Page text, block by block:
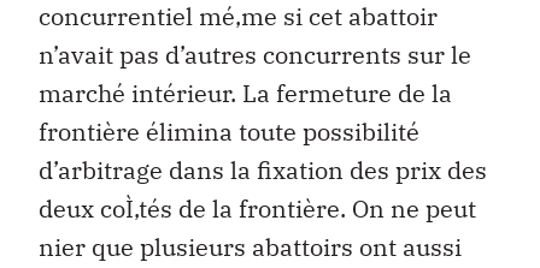
concurrentiel mé‚me si cet abattoir
n’avait pas d’autres concurrents sur le
marché intérieur. La fermeture de la
frontière élimina toute possibilité
d’arbitrage dans la fixation des prix des
deux coÌ‚tés de la frontière. On ne peut
nier que plusieurs abattoirs ont aussi